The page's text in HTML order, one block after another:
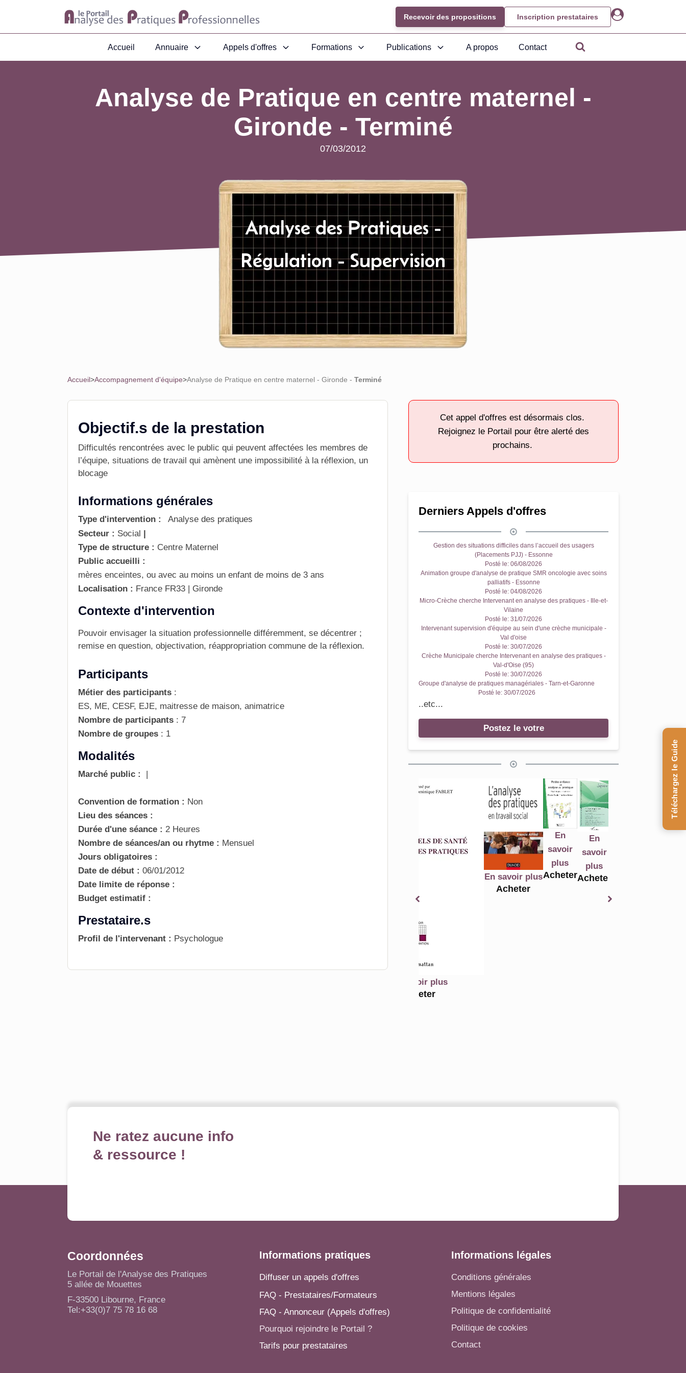
Recevoir des propositions Inscription prestataires
Accueil Annuaire Appels d'offres Formations Publications A propos Contact
Analyse de Pratique en centre maternel -
Gironde - Terminé
07/03/2012
Analyse des Pratiques -
Régulation - Supervision
Accueil>Accompagnement d'équipe>Analyse de Pratique en centre maternel - Gironde - Terminé
Objectif.s de la prestation
Difficultés rencontrées avec le public qui peuvent affectées les membres de
l’équipe, situations de travail qui amènent une impossibilité à la réflexion, un
blocage
Informations générales
Type d'intervention :
Analyse des pratiques
Secteur : Social |
Type de structure : Centre Maternel
Public accueilli :
mères enceintes, ou avec au moins un enfant de moins de 3 ans
Localisation : France FR33 | Gironde
Contexte d'intervention
Pouvoir envisager la situation professionnelle différemment, se décentrer ;
remise en question, objectivation, réappropriation commune de la réflexion.
Participants
Métier des participants :
ES, ME, CESF, EJE, maitresse de maison, animatrice
Nombre de participants : 7
Nombre de groupes : 1
Modalités
Marché public : |
Convention de formation : Non
Lieu des séances :
Durée d'une séance : 2 Heures
Nombre de séances/an ou rhytme : Mensuel
Jours obligatoires :
Date de début : 06/01/2012
Date limite de réponse :
Budget estimatif :
Prestataire.s
Profil de l'intervenant : Psychologue
Cet appel d'offres est désormais clos.
Rejoignez le Portail pour être alerté des
prochains.
Derniers Appels d'offres
Gestion des situations difficiles dans l’accueil des usagers
(Placements PJJ) - Essonne
Posté le: 06/08/2026
Animation groupe d'analyse de pratique SMR oncologie avec soins
palliatifs - Essonne
Posté le: 04/08/2026
Micro-Crèche cherche Intervenant en analyse des pratiques - Ille-et-
Vilaine
Posté le: 31/07/2026
Intervenant supervision d'équipe au sein d'une crèche municipale -
Val d'oise
Posté le: 30/07/2026
Crèche Municipale cherche Intervenant en analyse des pratiques -
Val-d'Oise (95)
Posté le: 30/07/2026
Groupe d'analyse de pratiques managériales - Tarn-et-Garonne
Posté le: 30/07/2026
..etc...
Postez le votre
En savoir plus
Acheter
En savoir plus
Acheter
En
savoir
plus
Acheter
En
savoir
plus
Acheter
Ne ratez aucune info
& ressource !
Coordonnées
Le Portail de l'Analyse des Pratiques
5 allée de Mouettes
F-33500 Libourne, France
Tel:+33(0)7 75 78 16 68
Informations pratiques
Diffuser un appels d'offres
FAQ - Prestataires/Formateurs
FAQ - Annonceur (Appels d'offres)
Pourquoi rejoindre le Portail ?
Tarifs pour prestataires
Informations légales
Conditions générales
Mentions légales
Politique de confidentialité
Politique de cookies
Contact
Téléchargez le Guide